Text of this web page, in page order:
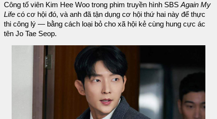
Công tố viên Kim Hee Woo trong phim truyền hình SBS Again My
Life có cơ hội đó, và anh đã tận dụng cơ hội thứ hai này để thực
thi công lý — bằng cách loại bỏ cho xã hội kẻ cùng hung cực ác
tên Jo Tae Seop.